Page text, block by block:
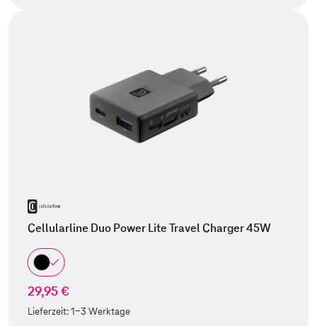
Cellularline Duo Power Lite Travel Charger 45W
29,95 €
Lieferzeit:1-3 Werktage